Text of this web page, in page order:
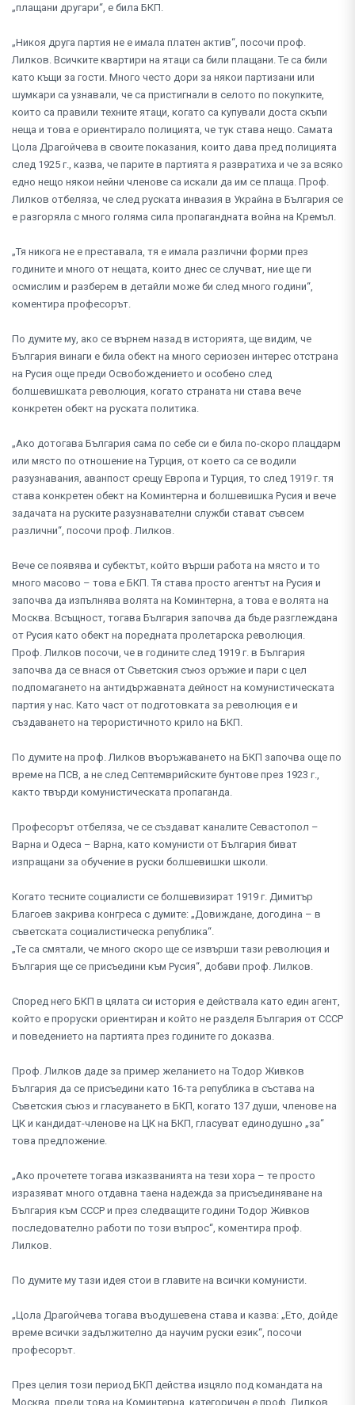
„плащани другари“, е била БКП.
„Никоя друга партия не е имала платен актив“, посочи проф.
Лилков. Всичките квартири на ятаци са били плащани. Те са били
като къщи за гости. Много често дори за някои партизани или
шумкари са узнавали, че са пристигнали в селото по покупките,
които са правили техните ятаци, когато са купували доста скъпи
неща и това е ориентирало полицията, че тук става нещо. Самата
Цола Драгойчева в своите показания, които дава пред полицията
след 1925 г., казва, че парите в партията я развратиха и че за всяко
едно нещо някои нейни членове са искали да им се плаща. Проф.
Лилков отбеляза, че след руската инвазия в Украйна в България се
е разгоряла с много голяма сила пропагандната война на Кремъл.
„Тя никога не е преставала, тя е имала различни форми през
годините и много от нещата, които днес се случват, ние ще ги
осмислим и разберем в детайли може би след много години“,
коментира професорът.
По думите му, ако се върнем назад в историята, ще видим, че
България винаги е била обект на много сериозен интерес отстрана
на Русия още преди Освобождението и особено след
болшевишката революция, когато страната ни става вече
конкретен обект на руската политика.
„Ако дотогава България сама по себе си е била по-скоро плацдарм
или място по отношение на Турция, от което са се водили
разузнавания, аванпост срещу Европа и Турция, то след 1919 г. тя
става конкретен обект на Коминтерна и болшевишка Русия и вече
задачата на руските разузнавателни служби стават съвсем
различни“, посочи проф. Лилков.
Вече се появява и субектът, който върши работа на място и то
много масово – това е БКП. Тя става просто агентът на Русия и
започва да изпълнява волята на Коминтерна, а това е волята на
Москва. Всъщност, тогава България започва да бъде разглеждана
от Русия като обект на поредната пролетарска революция.
Проф. Лилков посочи, че в годините след 1919 г. в България
започва да се внася от Съветския съюз оръжие и пари с цел
подпомагането на антидържавната дейност на комунистическата
партия у нас. Като част от подготовката за революция е и
създаването на терористичното крило на БКП.
По думите на проф. Лилков въоръжаването на БКП започва още по
време на ПСВ, а не след Септемврийските бунтове през 1923 г.,
както твърди комунистическата пропаганда.
Професорът отбеляза, че се създават каналите Севастопол –
Варна и Одеса – Варна, като комунисти от България биват
изпращани за обучение в руски болшевишки школи.
Когато тесните социалисти се болшевизират 1919 г. Димитър
Благоев закрива конгреса с думите: „Довиждане, догодина – в
съветската социалистическа република“.
„Те са смятали, че много скоро ще се извърши тази революция и
България ще се присъедини към Русия“, добави проф. Лилков.
Според него БКП в цялата си история е действала като един агент,
който е проруски ориентиран и който не разделя България от СССР
и поведението на партията през годините го доказва.
Проф. Лилков даде за пример желанието на Тодор Живков
България да се присъедини като 16-та република в състава на
Съветския съюз и гласуването в БКП, когато 137 души, членове на
ЦК и кандидат-членове на ЦК на БКП, гласуват единодушно „за“
това предложение.
„Ако прочетете тогава изказванията на тези хора – те просто
изразяват много отдавна таена надежда за присъединяване на
България към СССР и през следващите години Тодор Живков
последователно работи по този въпрос“, коментира проф.
Лилков.
По думите му тази идея стои в главите на всички комунисти.
„Цола Драгойчева тогава въодушевена става и казва: „Ето, дойде
време всички задължително да научим руски език“, посочи
професорът.
През целия този период БКП действа изцяло под командата на
Москва, преди това на Коминтерна, категоричен е проф. Лилков.